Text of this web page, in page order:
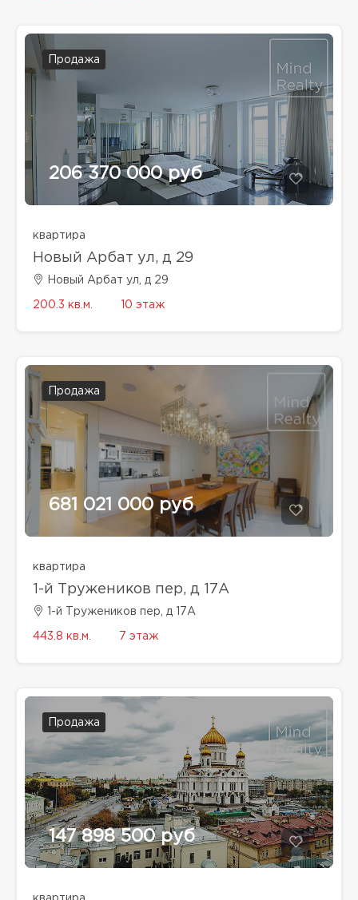
Продажа
206 370 000 руб
квартира
Новый Арбат ул, д 29
Новый Арбат ул, д 29
200.3 кв.м. 10 этаж
Продажа
681 021 000 руб
квартира
1-й Тружеников пер, д 17А
1-й Тружеников пер, д 17А
443.8 кв.м. 7 этаж
Продажа
147 898 500 руб